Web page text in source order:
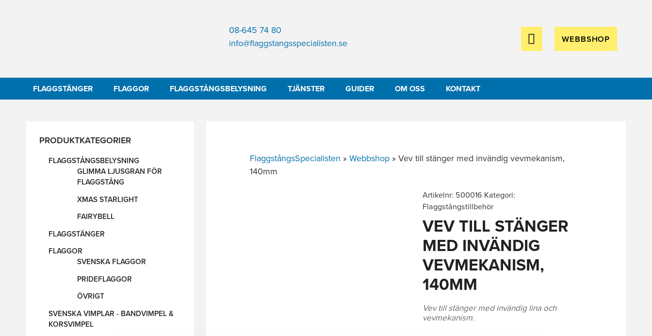
08-645 74 80
info@flaggstangsspecialisten.se
WEBBSHOP
FLAGGSTÄNGER FLAGGOR FLAGGSTÅNGSBELYSNING TJÄNSTER GUIDER OM OSS KONTAKT
FlaggstångsSpecialisten » Webbshop» Vev till stänger med invändig vevmekanism,
140mm
Artikelnr: 500016 Kategori:
Flaggstångstillbehör
VEV TILL STÄNGER
MED INVÄNDIG
VEVMEKANISM,
140MM
Vev till stänger med invändig lina och
vevmekanism.
PRODUKTKATEGORIER
FLAGGSTÅNGSBELYSNING
GLIMMA LJUSGRAN FÖR
FLAGGSTÅNG
XMAS STARLIGHT
FAIRYBELL
FLAGGSTÄNGER
FLAGGOR
SVENSKA FLAGGOR
PRIDEFLAGGOR
ÖVRIGT
SVENSKA VIMPLAR - BANDVIMPEL &
KORSVIMPEL